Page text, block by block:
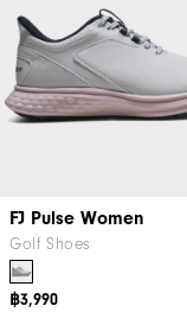
FJ Pulse Women
Golf Shoes
฿3,990